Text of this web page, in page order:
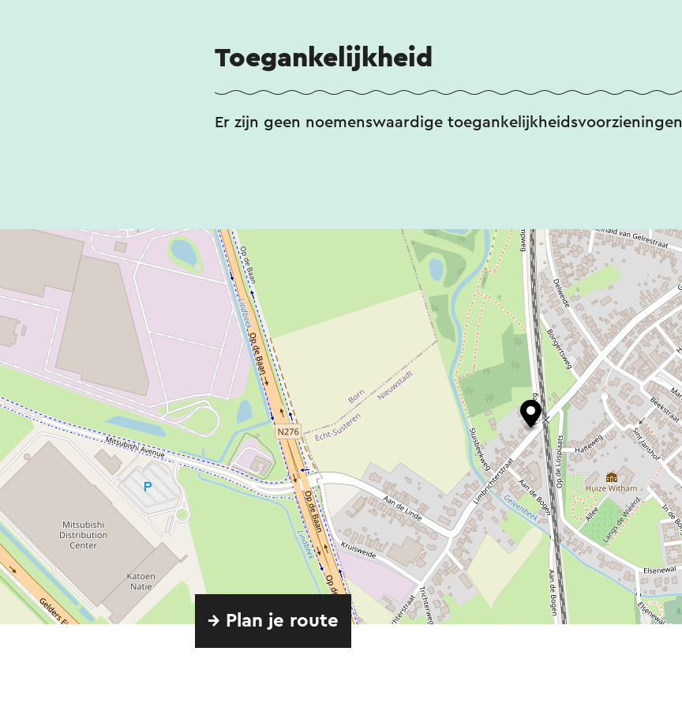
Toegankelijkheid
Er zijn geen noemenswaardige toegankelijkheidsvoorzieningen
→ Plan je route